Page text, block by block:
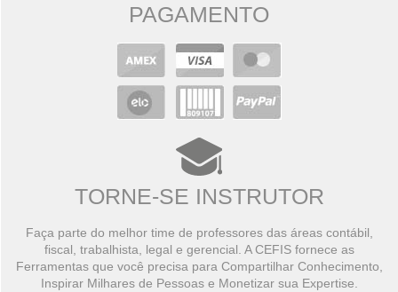
PAGAMENTO
TORNE-SE INSTRUTOR
Faça parte do melhor time de professores das áreas contábil,
fiscal, trabalhista, legal e gerencial. A CEFIS fornece as
Ferramentas que você precisa para Compartilhar Conhecimento,
Inspirar Milhares de Pessoas e Monetizar sua Expertise.